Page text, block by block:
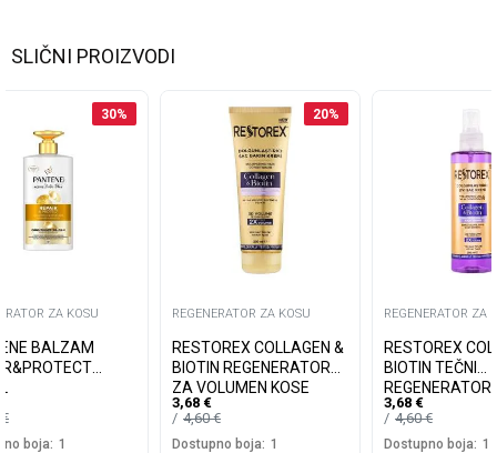
SLIČNI PROIZVODI
30%
ZA KOSU
BALZAM
€
boja: 1
20%
REGENERATOR ZA KOSU
RESTOREX COLLAGEN &
BIOTIN REGENERATOR
ZA VOLUMEN KOSE
250ML
3,68 €
4,60€
Dostupno boja: 1
REGENERATOR ZA
RESTOREX
BIOTIN TEČNI
VOLUMEN
3,68 €
4,60€
Dostupno boja: 1